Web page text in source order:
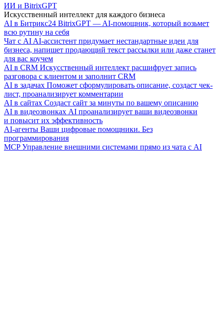
ИИ и BitrixGPT
Искусственный интеллект для каждого бизнеса
AI в Битрикс24 BitrixGPT — AI-помощник, который возьмет
всю рутину на себя
Чат с AI AI-ассистент придумает нестандартные идеи для
бизнеса, напишет продающий текст рассылки или даже станет
для вас коучем
AI в CRM Искусственный интеллект расшифрует запись
разговора с клиентом и заполнит CRM
AI в задачах Поможет сформулировать описание, создаст чек-
лист, проанализирует комментарии
AI в сайтах Создаст сайт за минуты по вашему описанию
AI в видеозвонках AI проанализирует ваши видеозвонки
и повысит их эффективность
AI-агенты Ваши цифровые помощники. Без
программирования
MCP Управление внешними системами прямо из чата с AI